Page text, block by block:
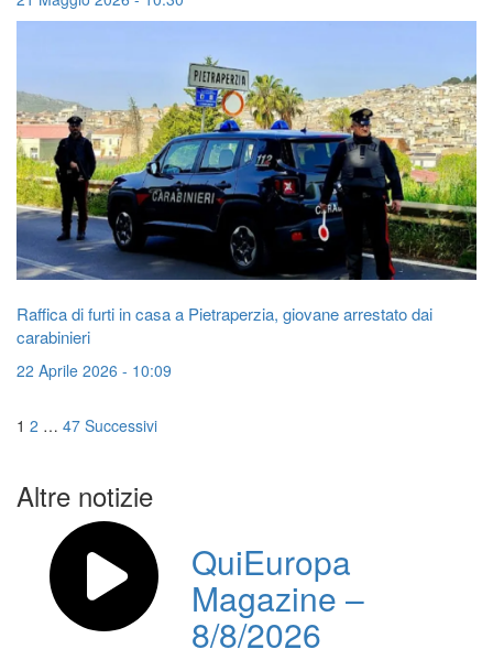
Raffica di furti in casa a Pietraperzia, giovane arrestato dai
carabinieri
22 Aprile 2026 - 10:09
Navigazione
1 2 … 47 Successivi
Altre notizie
QuiEuropa
Magazine –
8/8/2026